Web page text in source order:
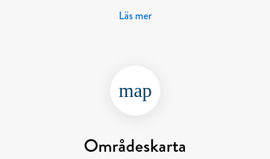
Läs mer
map
Områdeskarta